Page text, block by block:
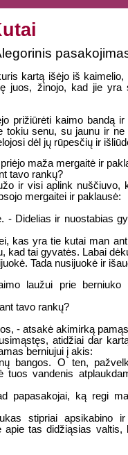
kartą išėjo iš
juos, žinojo, kad jie yra
prižiūrėti kaimo bandą
tokiu senu, su jaunu ir
dėl jų rūpesčių ir
maža mergaitė ir
tavo rankų?
ir visi aplink nuščiuvo,
mergaitei ir paklausė:
- Didelias ir nuostabias
kas yra tie kutai man
kad tai gyvatės. Labai
Tada nusijuokė ir
laužui prie
tavo rankų?
- atsakė akimirką
atidžiai dar
berniujui į akis:
bangos. O ten,
tuos vandenis
papasakojai, ką regi
stipriai apsikabino
apie tas didžiąsias